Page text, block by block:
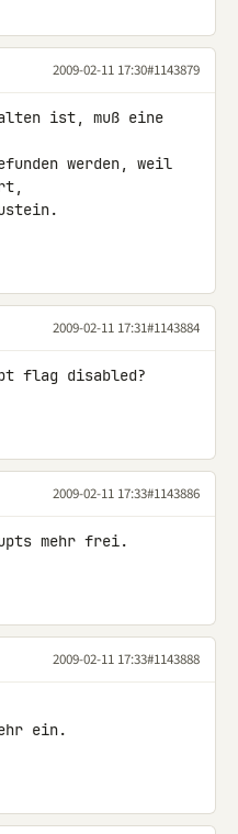
2009-02-11 17:30#1143879
ist, muß eine
werden, weil
2009-02-11 17:31#1143884
flag disabled?
2009-02-11 17:33#1143886
mehr frei.
2009-02-11 17:33#1143888
ein.